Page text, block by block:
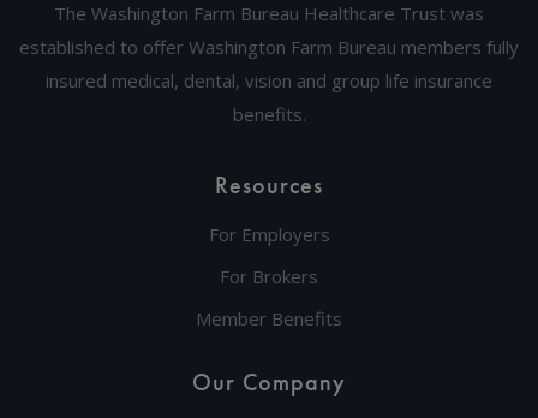
The Washington Farm Bureau Healthcare Trust was
established to offer Washington Farm Bureau members fully
insured medical, dental, vision and group life insurance
benefits.
Resources
For Employers
For Brokers
Member Benefits
Our Company